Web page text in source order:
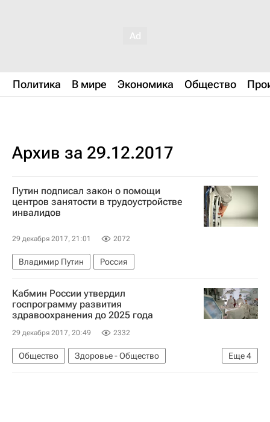
Политика В мире Экономика Общество
Архив за 29.12.2017
Путин подписал закон о помощи
центров занятости в трудоустройстве
инвалидов
29 декабря 2017, 21:01 2072
Владимир Путин Россия
Кабмин России утвердил
госпрограмму развития
здравоохранения до 2025 года
29 декабря 2017, 20:49 2332
Еще4
Общество
Здоровье - Общество
Здоровье
Правительство РФ